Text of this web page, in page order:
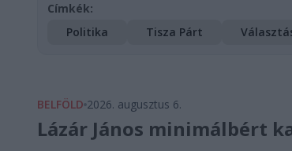
Címkék:
Politika
Tisza Párt
BELFÖLD 2026. augusztus 6.
Lázár János minimálbért